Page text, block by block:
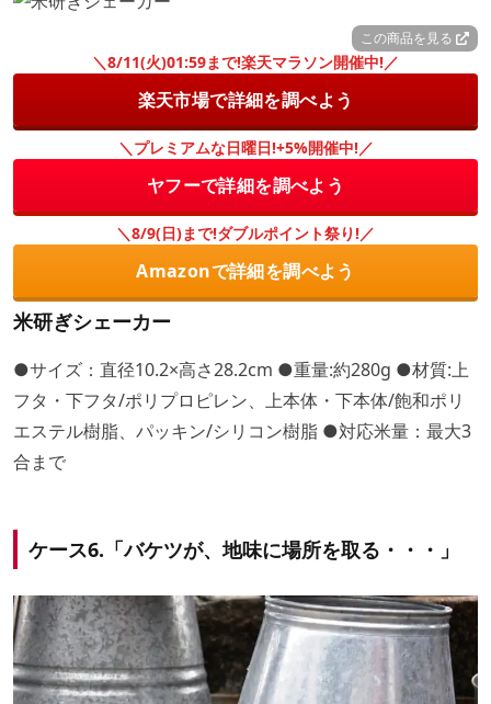
この商品を見る
＼8/11(火)01:59まで!楽天マラソン開催中!／
楽天市場で詳細を調べよう
＼プレミアムな日曜日!+5%開催中!／
ヤフーで詳細を調べよう
＼8/9(日)まで!ダブルポイント祭り!／
Amazonで詳細を調べよう
米研ぎシェーカー
●サイズ：直径10.2×高さ28.2cm ●重量:約280g ●材質:上
フタ・下フタ/ポリプロピレン、上本体・下本体/飽和ポリ
エステル樹脂、パッキン/シリコン樹脂 ●対応米量：最大3
合まで
ケース6.「バケツが、地味に場所を取る・・・」